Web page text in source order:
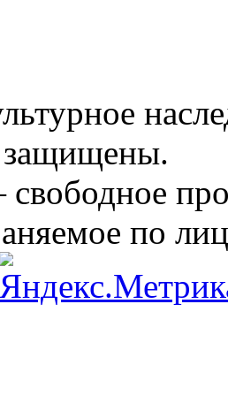
защищены.
по